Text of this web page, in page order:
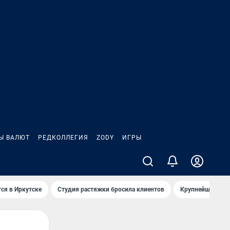
ВАЛЮТ РЕДКОЛЛЕГИЯ ZODY ИГРЫ
в Иркутске Студия растяжки бросила клиентов Крупнейшие